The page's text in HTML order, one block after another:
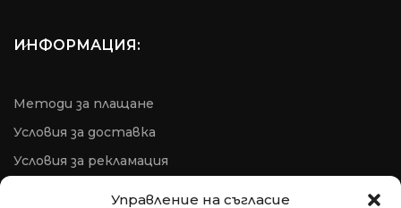
Управление на съгласие
ИНФОРМАЦИЯ:
Методи за плащане
Условия за доставка
Условия за рекламация